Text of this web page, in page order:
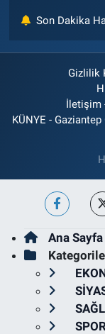
Son Dakika
Gizlilik
İletişim
KÜNYE -
Ana Sayfa
SPOR